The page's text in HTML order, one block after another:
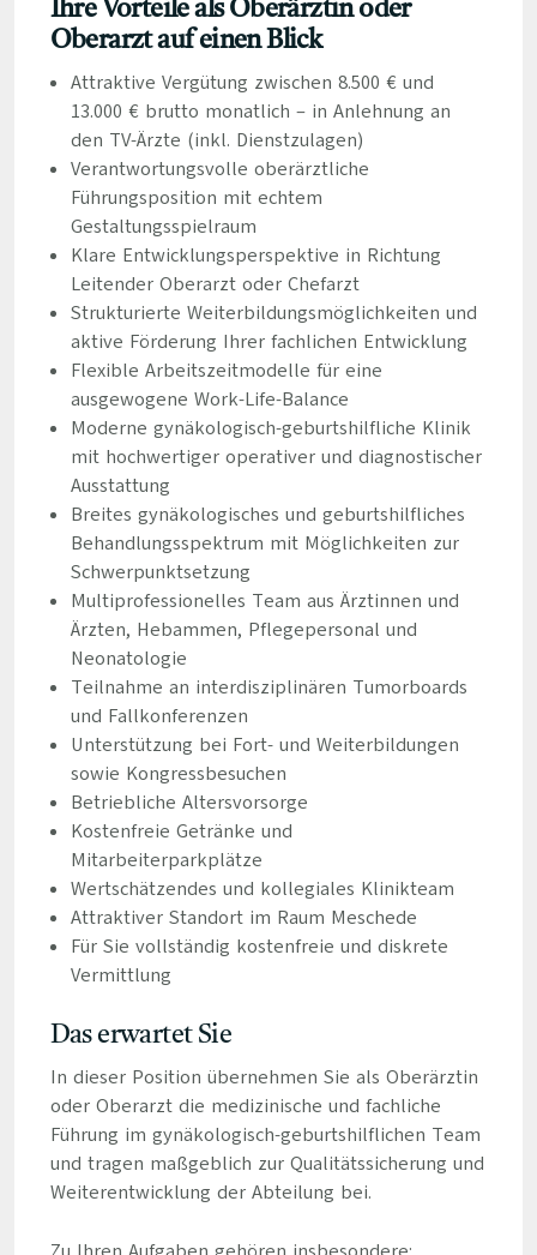
Ihre Vorteile als Oberärztin oder
Oberarzt auf einen Blick
Attraktive Vergütung zwischen 8.500 € und
13.000 € brutto monatlich – in Anlehnung an
den TV-Ärzte (inkl. Dienstzulagen)
Verantwortungsvolle oberärztliche
Führungsposition mit echtem
Gestaltungsspielraum
Klare Entwicklungsperspektive in Richtung
Leitender Oberarzt oder Chefarzt
Strukturierte Weiterbildungsmöglichkeiten und
aktive Förderung Ihrer fachlichen Entwicklung
Flexible Arbeitszeitmodelle für eine
ausgewogene Work-Life-Balance
Moderne gynäkologisch-geburtshilfliche Klinik
mit hochwertiger operativer und diagnostischer
Ausstattung
Breites gynäkologisches und geburtshilfliches
Behandlungsspektrum mit Möglichkeiten zur
Schwerpunktsetzung
Multiprofessionelles Team aus Ärztinnen und
Ärzten, Hebammen, Pflegepersonal und
Neonatologie
Teilnahme an interdisziplinären Tumorboards
und Fallkonferenzen
Unterstützung bei Fort- und Weiterbildungen
sowie Kongressbesuchen
Betriebliche Altersvorsorge
Kostenfreie Getränke und
Mitarbeiterparkplätze
Wertschätzendes und kollegiales Klinikteam
Attraktiver Standort im Raum Meschede
Für Sie vollständig kostenfreie und diskrete
Vermittlung
Das erwartet Sie
In dieser Position übernehmen Sie als Oberärztin
oder Oberarzt die medizinische und fachliche
Führung im gynäkologisch-geburtshilflichen Team
und tragen maßgeblich zur Qualitätssicherung und
Weiterentwicklung der Abteilung bei.